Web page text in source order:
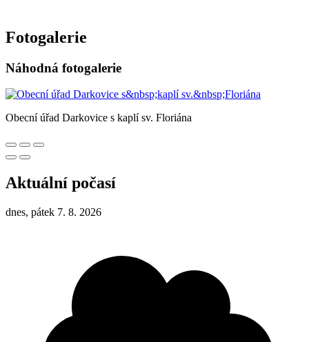
Fotogalerie
Náhodná fotogalerie
Obecní úřad Darkovice s kaplí sv. Floriána
Aktuální počasí
dnes, pátek 7. 8. 2026